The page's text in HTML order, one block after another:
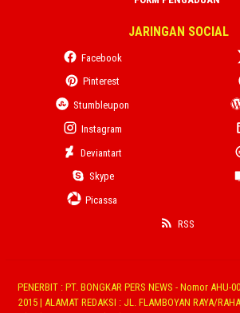
JARINGAN SOCIAL
Facebook
Pinterest
Stumbleupon
Instagram
Deviantart
Skype
Picassa
RSS
PENERBIT : PT. BONGKAR PERS NEWS - Nomor AHU-
2015 | ALAMAT REDAKSI : JL. FLAMBOYAN RAYA/